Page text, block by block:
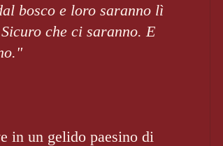
bosco e loro saranno lì
che ci saranno. E
in un gelido paesino di